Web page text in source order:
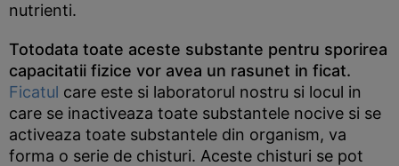
nutrienti.
Totodata toate aceste substante pentru sporirea
capacitatii fizice vor avea un rasunet in ficat.
Ficatul care este si laboratorul nostru si locul in
care se inactiveaza toate substantele nocive si se
activeaza toate substantele din organism, va
forma o serie de chisturi. Aceste chisturi se pot